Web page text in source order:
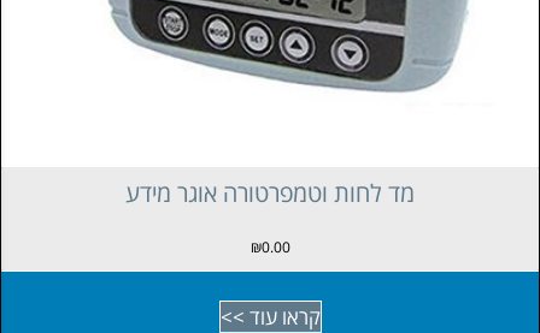
מד לחות וטמפרטורה
קראו עוד >>